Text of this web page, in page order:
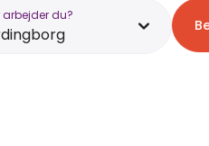
arbejder du?